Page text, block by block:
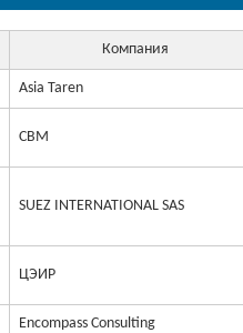
Компания
Asia Taren
CBM
SUEZ INTERNATIONAL SAS
ЦЭИР
Encompass Consulting